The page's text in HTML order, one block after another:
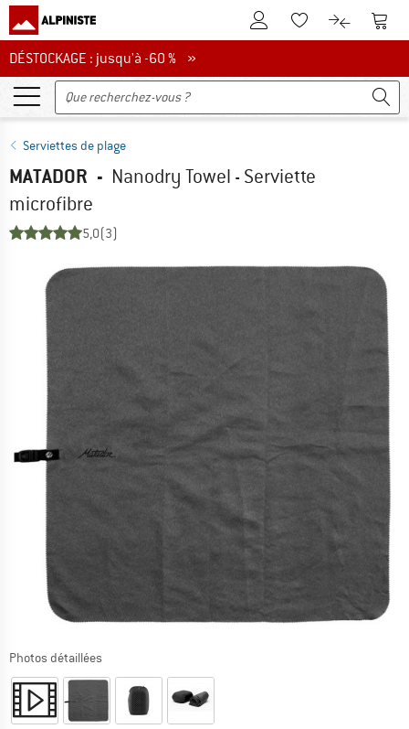
Vers le compte client
Vers la liste
Vers le
DÉSTOCKAGE : jusqu'à -60 %
DÉSTOCKAGE : jusqu'à -60 % »
Serviettes de plage
MATADOR - Nanodry Towel - Serviette
microfibre
5,0(3)
Photos détaillées